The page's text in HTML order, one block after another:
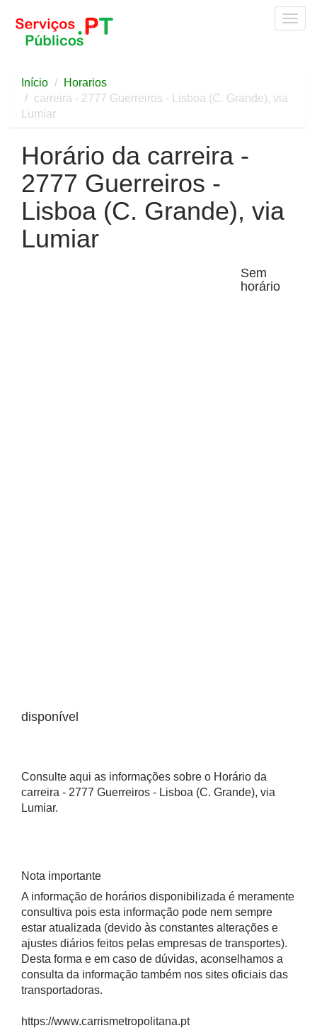
Início
Horarios
carreira - 2777 Guerreiros - Lisboa (C. Grande), via
Lumiar
Horário da carreira -
2777 Guerreiros -
Lisboa (C. Grande), via
Lumiar
Sem
horário
disponível
Consulte aqui as informações sobre o Horário da
carreira - 2777 Guerreiros - Lisboa (C. Grande), via
Lumiar.
Nota importante
A informação de horários disponibilizada é meramente
consultiva pois esta informação pode nem sempre
estar atualizada (devido às constantes alterações e
ajustes diários feitos pelas empresas de transportes).
Desta forma e em caso de dúvidas, aconselhamos a
consulta da informação também nos sites oficiais das
transportadoras.
https://www.carrismetropolitana.pt